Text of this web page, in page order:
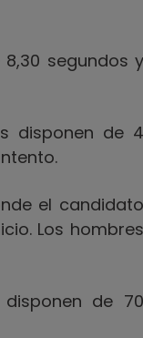
segundos y
disponen de 4
el candidato
Los hombres
de 70